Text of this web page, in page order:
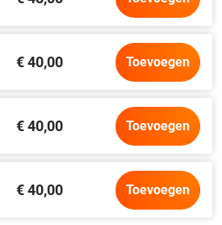
€ 40,00 Toevoegen
€ 40,00 Toevoegen
€ 40,00 Toevoegen